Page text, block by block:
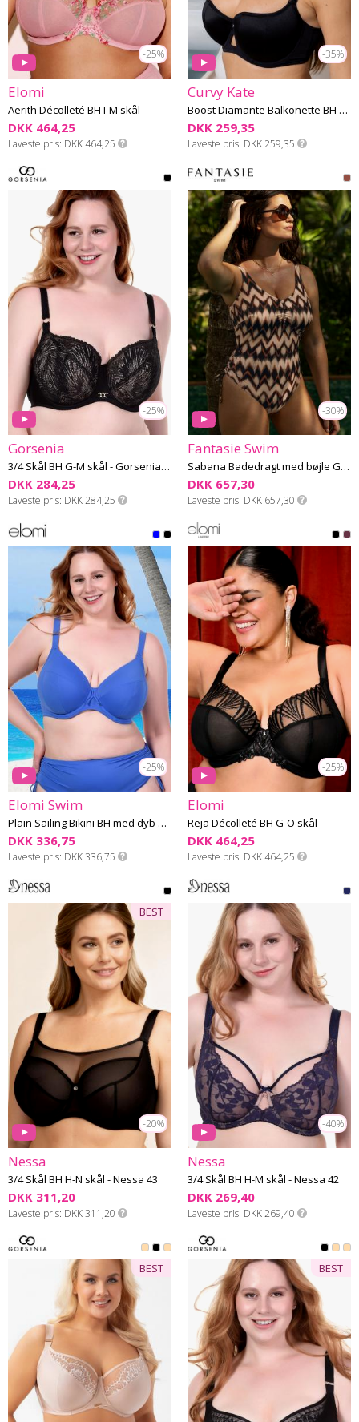
-25%
Elomi
Aerith Décolleté BH I-M skål
DKK 464,25
Laveste pris DKK 464,25
-35%
Curvy Kate
Boost Diamante Balkonette BH G-L skål
DKK 259,35
Laveste pris DKK 259,35
-25%
Gorsenia
3/4 Skål BH G-M skål - Gorsenia 69
DKK 284,25
Laveste pris DKK 284,25
-30%
Fantasie Swim
Sabana Badedragt med bøjle G-M skål
DKK 657,30
Laveste pris DKK 657,30
-25%
Elomi Swim
Plain Sailing Bikini BH med dyb udskæring I-N skål
DKK 336,75
Laveste pris DKK 336,75
-25%
Elomi
Reja Décolleté BH G-O skål
DKK 464,25
Laveste pris DKK 464,25
-20%
BEST
Nessa
3/4 Skål BH H-N skål - Nessa 43
DKK 311,20
Laveste pris DKK 311,20
-40%
Nessa
3/4 Skål BH H-M skål - Nessa 42
DKK 269,40
Laveste pris DKK 269,40
BEST BEST